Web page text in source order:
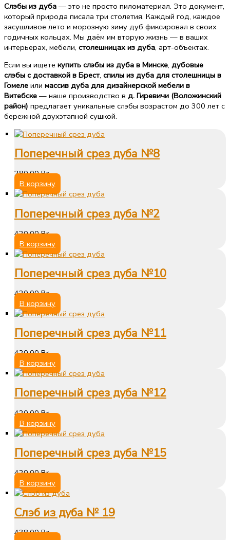
Слэбы из дуба — это не просто пиломатериал. Это документ,
который природа писала три столетия. Каждый год, каждое
засушливое лето и морозную зиму дуб фиксировал в своих
годичных кольцах. Мы даём им вторую жизнь — в ваших
интерьерах, мебели, столешницах из дуба, арт-объектах.
Если вы ищете купить слэбы из дуба в Минске, дубовые
слэбы с доставкой в Брест, спилы из дуба для столешницы в
Гомеле или массив дуба для дизайнерской мебели в
Витебске — наше производство в д. Гиревичи (Воложинский
район) предлагает уникальные слэбы возрастом до 300 лет с
бережной двухэтапной сушкой.
Поперечный срез дуба №8
280,00Br
В корзину
Поперечный срез дуба №2
420,00Br
В корзину
Поперечный срез дуба №10
420,00Br
В корзину
Поперечный срез дуба №11
420,00Br
В корзину
Поперечный срез дуба №12
420,00Br
В корзину
Поперечный срез дуба №15
420,00Br
В корзину
Слэб из дуба № 19
438,00Br